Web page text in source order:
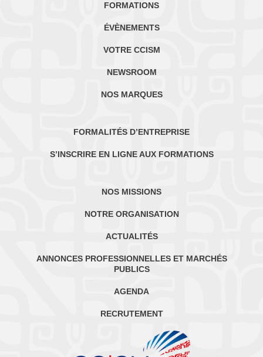
FORMATIONS
ÉVÈNEMENTS
VOTRE CCISM
NEWSROOM
NOS MARQUES
FORMALITÉS D’ENTREPRISE
S’INSCRIRE EN LIGNE AUX FORMATIONS
NOS MISSIONS
NOTRE ORGANISATION
ACTUALITÉS
ANNONCES PROFESSIONNELLES ET MARCHÉS
PUBLICS
AGENDA
RECRUTEMENT